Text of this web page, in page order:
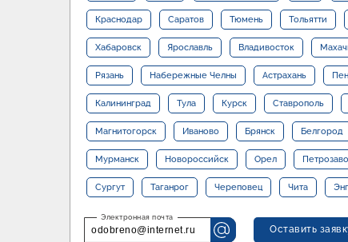
Краснодар Саратов Тюмень Тольятти
Хабаровск Ярославль Владивосток
Рязань Набережные Челны Астрахань
Калининград Тула Курск Ставрополь
Магнитогорск Иваново Брянск Белгород
Мурманск Новороссийск Орел
Сургут Таганрог Череповец Чита
odobreno@internet.ru Оставить